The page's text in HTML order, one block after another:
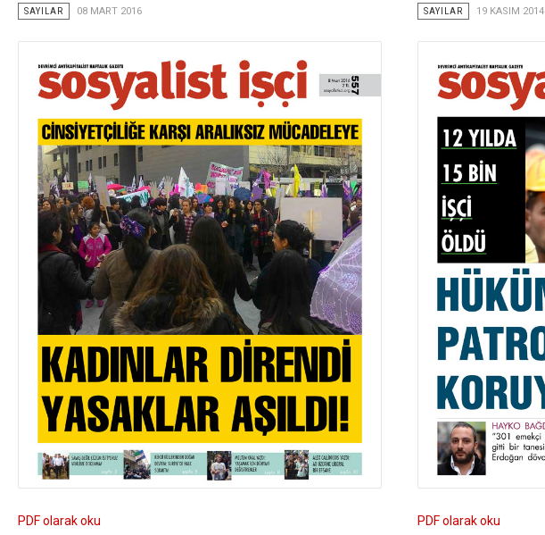
SAYILAR 08 MART 2016
PDF olarak oku
SAYILAR 19 KASIM 2014
PDF olarak oku